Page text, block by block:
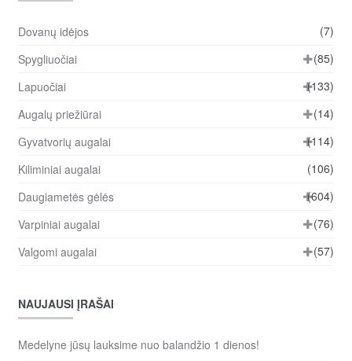
Dovanų idėjos
(7)
Spygliuočiai
(85)
Lapuočiai
(133)
Augalų priežiūrai
(14)
Gyvatvorių augalai
(114)
Kiliminiai augalai
(106)
Daugiametės gėlės
(604)
Varpiniai augalai
(76)
Valgomi augalai
(57)
NAUJAUSI ĮRAŠAI
Medelyne jūsų lauksime nuo balandžio 1 dienos!